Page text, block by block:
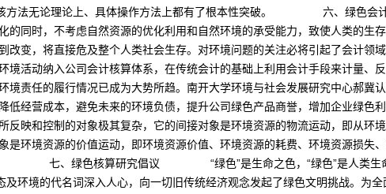
，该方法无论理论上、具体操作方法上都有了根本性突破。 六、
的同时，不考虑自然资源的优化利用和自然环境的承受能力，致使人类的生
改变，将直接危及整个人类社会生存。对环境问题的关注必将引起了会计领
境活动纳入公司会计核算体系，在传统会计的基础上利用会计手段来计量、
境责任的履行情况已成为大势所趋。南开大学环境与社会发展研究中心郝冀
低经营成本，避免未来的环境负债，提升公司绿色产品商誉，增加企业绿色
反映和控制的对象极其复杂，它的间接对象是环境资源的物流运动，即从环
是环境资源的价值运动，即环境资源价值、环境资源的耗费、环境资源损失
。 七、绿色核算研究倡议 “绿色”是生命之色，“绿色”是人类生命
及环境的代名词深入人心，向一切旧传统经济观念发起了绿色文明挑战。为